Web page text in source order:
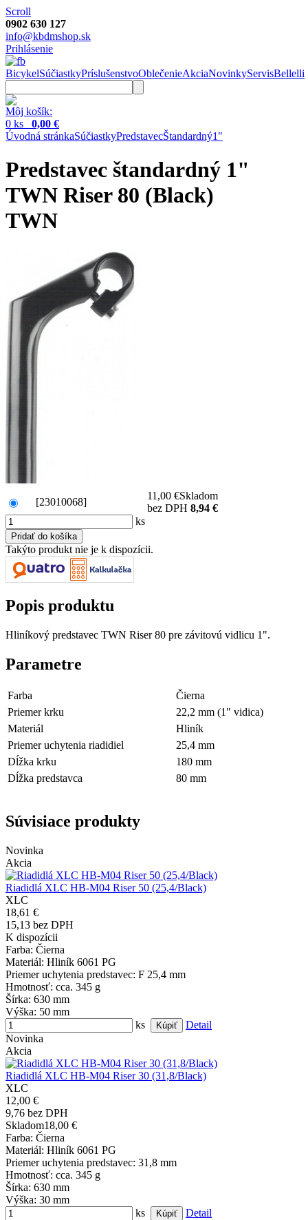
Scroll
0902 630 127
info@kbdmshop.sk
Prihlásenie
BicykelSúčiastkyPríslušenstvoOblečenieAkciaNovinkyServisBellelli
Môj košík:
0 ks 0,00 €
Úvodná stránkaSúčiastkyPredstavecŠtandardný1"
Predstavec štandardný 1"
TWN Riser 80 (Black)
TWN
[23010068]
11,00 €Skladom
bez DPH 8,94 €
ks
Takýto produkt nie je k dispozícii.
Popis produktu
Hliníkový predstavec TWN Riser 80 pre závitovú vidlicu 1".
Parametre
Farba
Čierna
Priemer krku
22,2 mm (1" vidica)
Materiál
Hliník
Priemer uchytenia riadidiel
25,4 mm
Dĺžka krku
180 mm
Dĺžka predstavca
80 mm
Súvisiace produkty
Novinka
Akcia
Riadidlá XLC HB-M04 Riser 50 (25,4/Black)
XLC
18,61 €
15,13 bez DPH
K dispozícii
Farba: Čierna
Materiál: Hliník 6061 PG
Priemer uchytenia predstavec: F 25,4 mm
Hmotnosť: cca. 345 g
Šírka: 630 mm
Výška: 50 mm
ks
Detail
Novinka
Akcia
Riadidlá XLC HB-M04 Riser 30 (31,8/Black)
XLC
12,00 €
9,76 bez DPH
Skladom18,00 €
Farba: Čierna
Materiál: Hliník 6061 PG
Priemer uchytenia predstavec: 31,8 mm
Hmotnosť: cca. 345 g
Šírka: 630 mm
Výška: 30 mm
ks
Detail